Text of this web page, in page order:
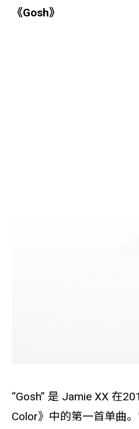
《Gosh》
“Gosh” 是 Jamie XX 在
Color》中的第一首单曲